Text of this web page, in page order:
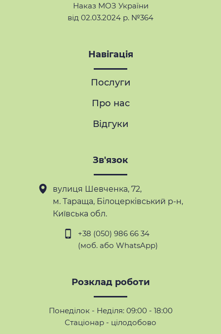
Наказ МОЗ України
від 02.03.2024 р. №364
Навігація
Послуги
Про нас
Відгуки
Зв'язок
вулиця Шевченка, 72,
м. Тараща, Білоцерківський р-н,
Київська обл.
+38 (050) 986 66 34
(моб. або WhatsApp)
Розклад роботи
Понеділок - Неділя: 09:00 - 18:00
Стаціонар - цілодобово